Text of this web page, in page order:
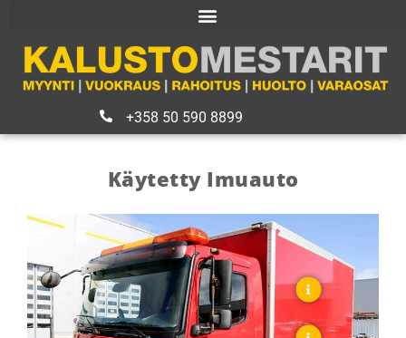
+358 50 590 8899
Käytetty Imuauto